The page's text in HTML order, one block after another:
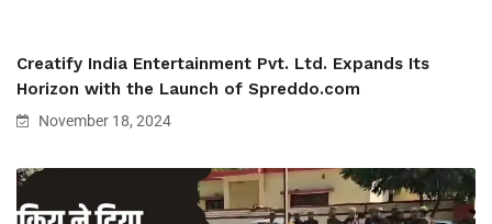
Creatify India Entertainment Pvt. Ltd. Expands Its
Horizon with the Launch of Spreddo.com
November 18, 2024